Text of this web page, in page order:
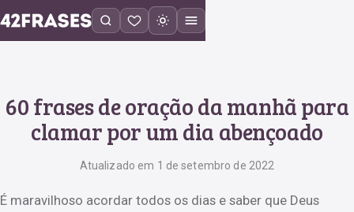
60 frases de oração da manhã para
clamar por um dia abençoado
Atualizado em 1 de setembro de 2022
É maravilhoso acordar todos os dias e saber que Deus